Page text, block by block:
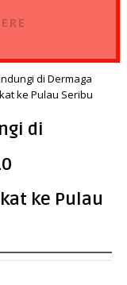
di Dermaga
ke Pulau Seribu
di
ke Pulau